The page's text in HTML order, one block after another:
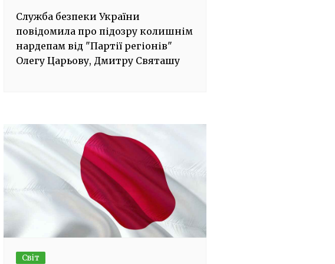
Служба безпеки України
повідомила про підозру колишнім
нардепам від "Партії регіонів"
Олегу Царьову, Дмитру Святашу
Світ